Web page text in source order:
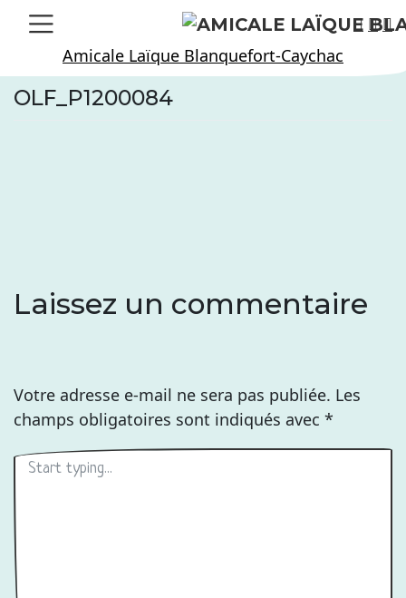
Skip
Amicale Laïque Blanquefort-Caychac
OLF_P1200084
Laissez un commentaire
Votre adresse e-mail ne sera pas publiée. Les
champs obligatoires sont indiqués avec *